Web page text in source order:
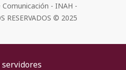
- INAH -
RESERVADOS © 2025